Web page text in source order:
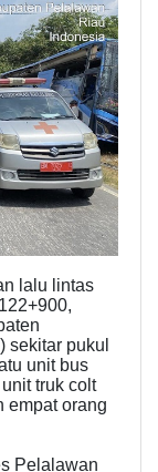
lalu lintas
sekitar pukul
unit bus
truk colt
empat orang
Pelalawan